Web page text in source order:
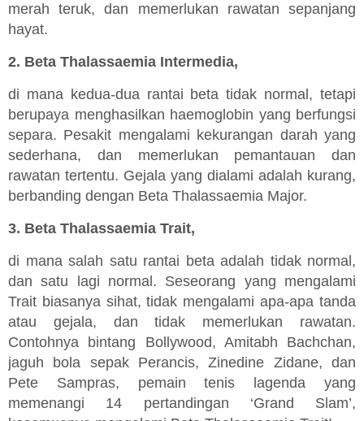
merah teruk, dan memerlukan rawatan sepanjang
hayat.
2. Beta Thalassaemia Intermedia,
di mana kedua-dua rantai beta tidak normal, tetapi
berupaya menghasilkan haemoglobin yang berfungsi
separa. Pesakit mengalami kekurangan darah yang
sederhana, dan memerlukan pemantauan dan
rawatan tertentu. Gejala yang dialami adalah kurang,
berbanding dengan Beta Thalassaemia Major.
3. Beta Thalassaemia Trait,
di mana salah satu rantai beta adalah tidak normal,
dan satu lagi normal. Seseorang yang mengalami
Trait biasanya sihat, tidak mengalami apa-apa tanda
atau gejala, dan tidak memerlukan rawatan.
Contohnya bintang Bollywood, Amitabh Bachchan,
jaguh bola sepak Perancis, Zinedine Zidane, dan
Pete Sampras, pemain tenis lagenda yang
memenangi 14 pertandingan ‘Grand Slam’,